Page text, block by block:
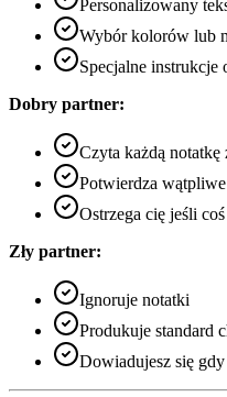
Personalizowany
Wybór kolorów lub
Specjalne instrukcje
Dobry partner:
Czyta każdą notatkę
Potwierdza
Ostrzega cię jeśli
Zły partner:
Ignoruje notatki
Produkuje standard
Dowiadujesz się